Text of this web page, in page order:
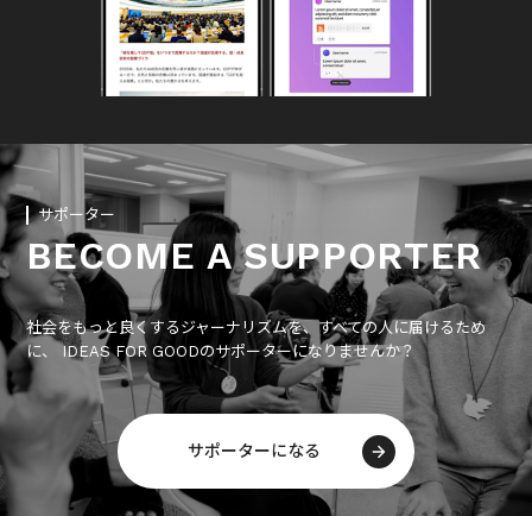
サポーター
BECOME A SUPPORTER
社会をもっと良くするジャーナリズムを、すべての人に届けるため
に、 IDEAS FOR GOODのサポーターになりませんか？
サポーターになる